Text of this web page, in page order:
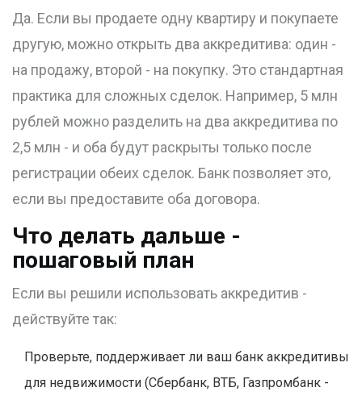
Да. Если вы продаете одну квартиру и покупаете
другую, можно открыть два аккредитива: один -
на продажу, второй - на покупку. Это стандартная
практика для сложных сделок. Например, 5 млн
рублей можно разделить на два аккредитива по
2,5 млн - и оба будут раскрыты только после
регистрации обеих сделок. Банк позволяет это,
если вы предоставите оба договора.
Что делать дальше -
пошаговый план
Если вы решили использовать аккредитив -
действуйте так:
Проверьте, поддерживает ли ваш банк аккредитивы
для недвижимости (Сбербанк, ВТБ, Газпромбанк -